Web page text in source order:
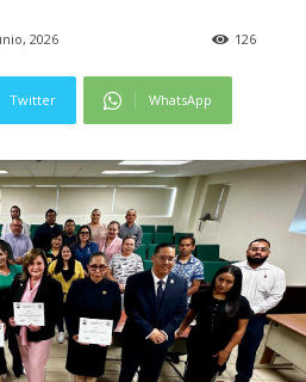
2026 126
Twitter WhatsApp